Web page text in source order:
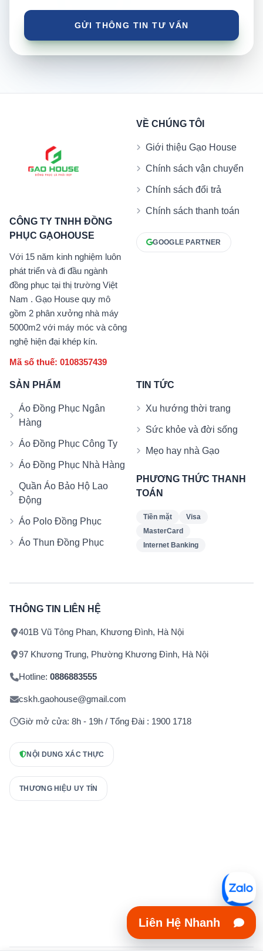
CÔNG TY TNHH ĐỒNG
PHỤC GẠOHOUSE
Với 15 năm kinh nghiệm luôn
phát triển và đi đầu ngành
đồng phục tại thị trường Việt
Nam . Gạo House quy mô
gồm 2 phân xưởng nhà máy
5000m2 với máy móc và công
nghệ hiện đại khép kín.
Mã số thuế: 0108357439
VỀ CHÚNG TÔI
Giới thiệu Gạo House
Chính sách vận chuyển
Chính sách đổi trả
Chính sách thanh toán
GOOGLE PARTNER
SẢN PHẨM
Áo Đồng Phục Ngân
Hàng
Áo Đồng Phục Công Ty
Áo Đồng Phục Nhà Hàng
Quần Áo Bảo Hộ Lao
Động
Áo Polo Đồng Phục
Áo Thun Đồng Phục
TIN TỨC
Xu hướng thời trang
Sức khỏe và đời sống
Mẹo hay nhà Gạo
PHƯƠNG THỨC THANH
TOÁN
Tiền mặt
Visa
MasterCard
Internet Banking
THÔNG TIN LIÊN HỆ
401B Vũ Tông Phan, Khương Đình, Hà Nội
97 Khương Trung, Phường Khương Đình, Hà Nội
Hotline: 0886883555
cskh.gaohouse@gmail.com
Giờ mở cửa: 8h - 19h / Tổng Đài : 1900 1718
NỘI DUNG XÁC THỰC
THƯƠNG HIỆU UY TÍN
Liên Hệ Nhanh